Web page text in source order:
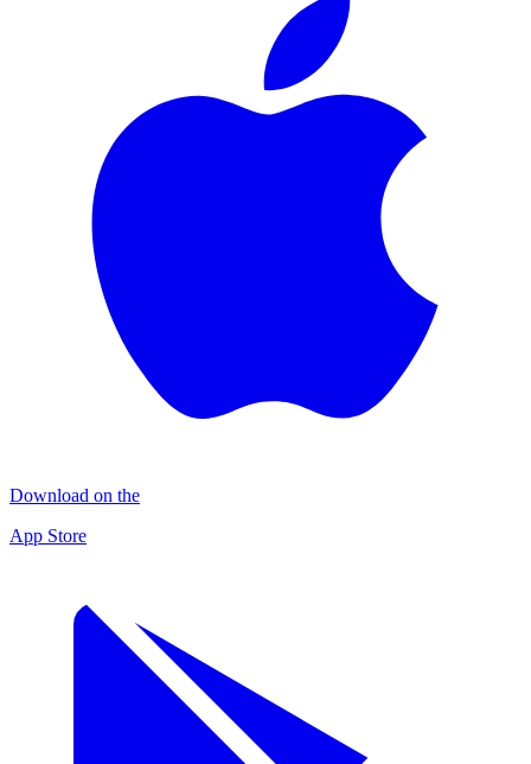
Download on the
App Store